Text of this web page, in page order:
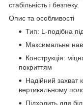
стабільність і безпеку.
Опис та особливості
Тип: L-подібна
Максимальне
Конструкція:
покриттям
Надійний захват
вертикальному
Підходить для